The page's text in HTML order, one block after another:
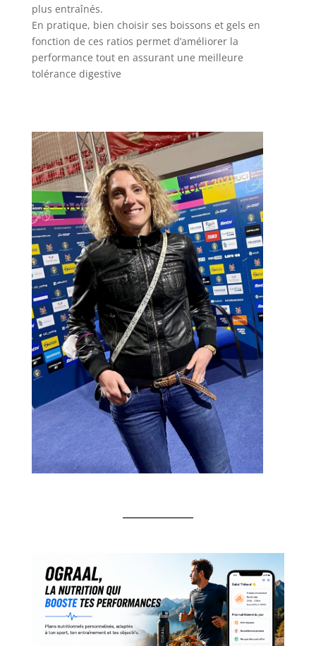
plus entraînés.
En pratique, bien choisir ses boissons et gels en
fonction de ces ratios permet d’améliorer la
performance tout en assurant une meilleure
tolérance digestive